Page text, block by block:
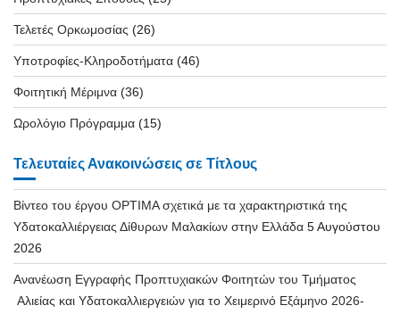
Τελετές Ορκωμοσίας (26)
Υποτροφίες-Κληροδοτήματα (46)
Φοιτητική Μέριμνα (36)
Ωρολόγιο Πρόγραμμα (15)
Τελευταίες Ανακοινώσεις σε Τίτλους
Βίντεο του έργου OPTIMA σχετικά με τα χαρακτηριστικά της
Υδατοκαλλιέργειας Δίθυρων Μαλακίων στην Ελλάδα 5 Αυγούστου
2026
Ανανέωση Εγγραφής Προπτυχιακών Φοιτητών του Τμήματος
Αλιείας και Υδατοκαλλιεργειών για το Χειμερινό Εξάμηνο 2026-